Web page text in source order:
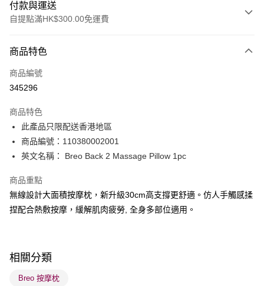
付款與運送
自提點滿HK$300.00免運費
信用卡
Apple Pay
PayMe
WeChat Pay
送貨方式
順豐自助櫃 - 確認發貨後1-3個工作天送達
順豐站及營業點 - 確認發貨後1-3個工作天送達
商品特色
商品編號
345296
商品特色
此產品只限配送香港地區
商品編號：110380002001
英文名稱： Breo Back 2 Massage Pillow 1pc
商品重點
無線設計大面積按摩枕，新升級30cm高支撐更舒適。仿人手觸感揉
捏配合熱敷按摩，緩解肌肉疲勞, 全身多部位適用。
相關分類
Breo 按摩枕